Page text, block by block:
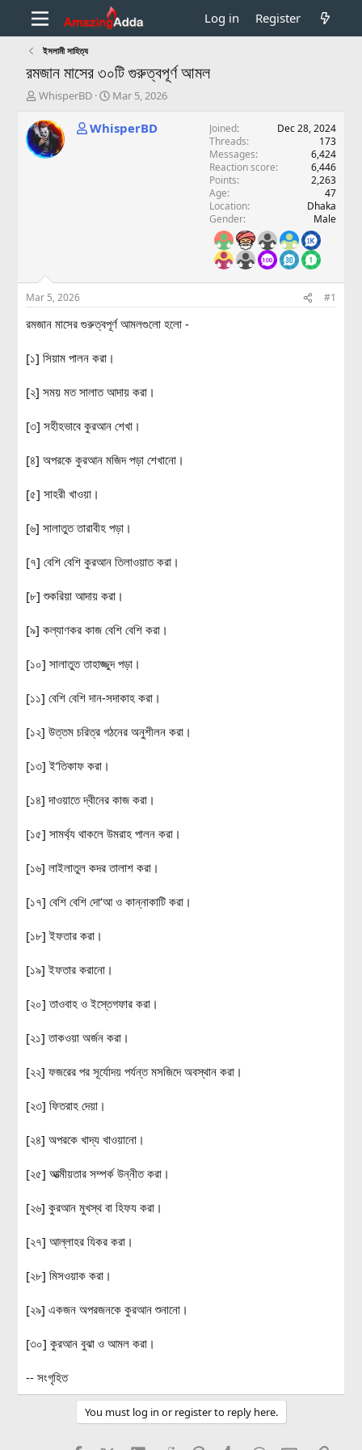
Log in Register
ইসলামী সাহিত্য
রমজান মাসের ৩০টি গুরুত্বপূর্ণ আমল
T
r
e
a
WhisperBD
S
a
Mar 5, 2026
WhisperBD Joined
Dec 28, 2024
Threads
173
Messages
6,424
Reaction score
6,446
Points
2,263
Age
47
Location
Dhaka
Gender
Male
Mar 5, 2026 #1
রমজান মাসের গুরুত্বপূর্ণ আমলগুলো হলো -
[১] সিয়াম পালন করা।
[২] সময় মত সালাত আদায় করা।
[৩] সহীহভাবে কুরআন শেখা।
[৪] অপরকে কুরআন মজিদ পড়া শেখানো।
[৫] সাহরী খাওয়া।
[৬] সালাতুত তারাবীহ পড়া।
[৭] বেশি বেশি কুরআন তিলাওয়াত করা।
[৮] শুকরিয়া আদায় করা।
[৯] কল্যাণকর কাজ বেশি বেশি করা।
[১০] সালাতুত তাহাজ্জুদ পড়া।
[১১] বেশি বেশি দান-সদাকাহ করা।
[১২] উত্তম চরিত্র গঠনের অনুশীলন করা।
[১৩] ই‘তিকাফ করা।
[১৪] দাওয়াতে দ্বীনের কাজ করা।
[১৫] সামর্থ্য থাকলে উমরাহ পালন করা।
[১৬] লাইলাতুল কদর তালাশ করা।
[১৭] বেশি বেশি দো‘আ ও কান্নাকাটি করা।
[১৮] ইফতার করা।
[১৯] ইফতার করানো।
[২০] তাওবাহ ও ইস্তেগফার করা।
[২১] তাকওয়া অর্জন করা।
[২২] ফজরের পর সূর্যোদয় পর্যন্ত মসজিদে অবস্থান করা।
[২৩] ফিতরাহ দেয়া।
[২৪] অপরকে খাদ্য খাওয়ানো।
[২৫] আত্মীয়তার সম্পর্ক উন্নীত করা।
[২৬] কুরআন মুখস্থ বা হিফয করা।
[২৭] আল্লাহর যিকর করা।
[২৮] মিসওয়াক করা।
[২৯] একজন অপরজনকে কুরআন শুনানো।
[৩০] কুরআন বুঝা ও আমল করা।
-- সংগৃহিত
You must log in or register to reply here.